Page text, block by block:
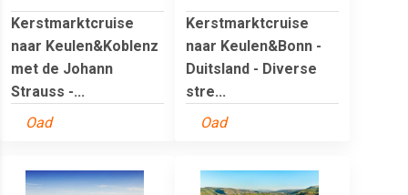
Kerstmarktcruise
naar Keulen&Koblenz
met de Johann
Strauss -...
Oad
Kerstmarktcruise
naar Keulen&Bonn -
Duitsland - Diverse
stre...
Oad